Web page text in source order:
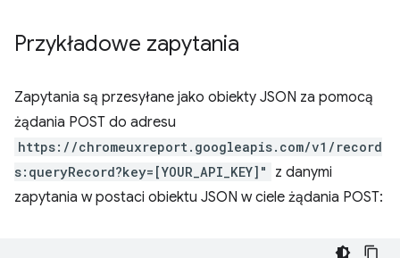
Przykładowe zapytania
Zapytania są przesyłane jako obiekty JSON za pomocą
żądania POST do adresu
https://chromeuxreport.googleapis.com/v1/record
s:queryRecord?key=[YOUR_API_KEY]"
z danymi
zapytania w postaci obiektu JSON w ciele żądania POST: